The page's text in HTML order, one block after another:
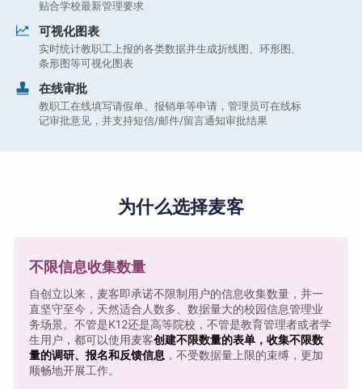
贴合学校最新管理要求
可视化图表
实时统计教职工上报的各类数据并生成折线图、环形图、
条形图等可视化图表
在线审批
教职工在线填写请假单、报销单等申请，管理员可在线标
记审批意见，并支持短信/邮件/留言通知审批结果
为什么选择麦客
不限信息收集数量
自创立以来，麦客即承诺不限制用户的信息收集数量，并一
直坚守至今，天然适合人数多、数据量大的校园信息管理业
务场景。不管是K12还是高等院校，不管是教育管理者或者学
生用户，都可以使用麦客创建不限数量的表单，收集不限数
量的调研、报名和反馈信息 ，不受数据量上限的束缚，更加
顺畅地开展工作。